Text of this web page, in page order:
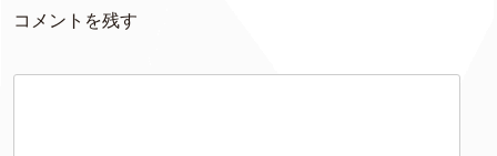
コメントを残す